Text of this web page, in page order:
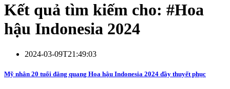
Kết quả tìm kiếm cho: #Hoa
hậu Indonesia 2024
2024-03-09T21:49:03
Mỹ nhân 20 tuổi đăng quang Hoa hậu Indonesia 2024 đầy thuyết phục